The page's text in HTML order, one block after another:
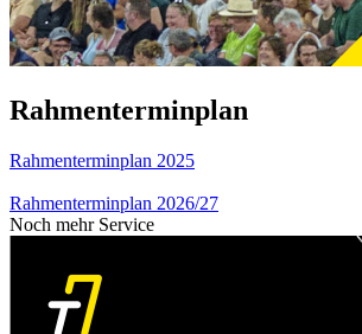
Rahmenterminplan
Rahmenterminplan 2025
Rahmenterminplan 2026/27
Noch mehr Service